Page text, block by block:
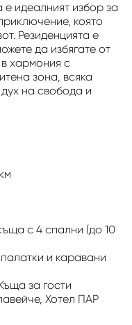
е идеалният избор за
която
Резиденцията е
да избягате от
хармония с
зона, всяка
на свобода и
с 4 спални (до 10
и каравани
за гости
Хотел ПАР